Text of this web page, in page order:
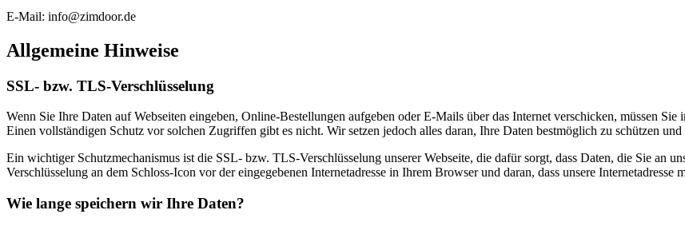
E-Mail: info@zimdoor.de
Allgemeine Hinweise
SSL- bzw. TLS-Verschlüsselung
Wenn Sie Ihre Daten auf Webseiten eingeben, Online-Bestellungen aufgeben oder E-Mails über das Internet verschicken, müssen
Einen vollständigen Schutz vor solchen Zugriffen gibt es nicht. Wir setzen jedoch alles daran, Ihre Daten bestmöglich zu schützen
Ein wichtiger Schutzmechanismus ist die SSL- bzw. TLS-Verschlüsselung unserer Webseite, die dafür sorgt, dass Daten, die Sie an
Verschlüsselung an dem Schloss-Icon vor der eingegebenen Internetadresse in Ihrem Browser und daran, dass unsere
Wie lange speichern wir Ihre Daten?